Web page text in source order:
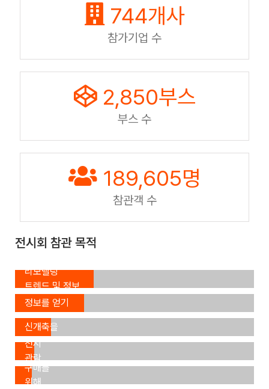
744개사
참가기업 수
2,850부스
부스 수
189,605명
참관객 수
전시회 참관 목적
리모델링
트렌드 및 정보
수집 (33.4%)
신제품,
신기술
정보를 얻기
위해
(28.5%)
장래
주택의
신개축을
위해
(15.0%)
일반
전시
관람
(7.9%)
제품
구매를
위해
신규
거래처
본